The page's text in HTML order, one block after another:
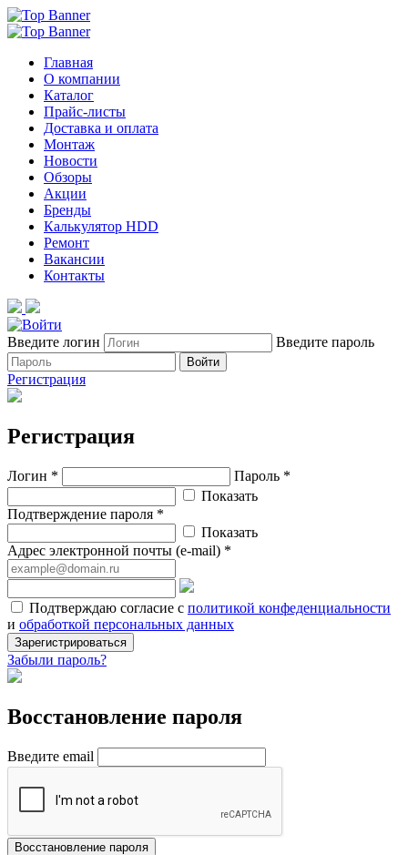
Главная
О компании
Каталог
Прайс-листы
Доставка и оплата
Монтаж
Новости
Обзоры
Акции
Бренды
Калькулятор HDD
Ремонт
Вакансии
Контакты
Введите логин Введите пароль
Войти
Регистрация
Регистрация
Логин *
Пароль *
Показать
Подтверждение пароля *
Показать
Адрес электронной почты (e-mail) *
Подтверждаю согласие с политикой конфеденциальности
и обработкой персональных данных
Зарегистрироваться
Забыли пароль?
Восстановление пароля
Введите email
Восстановление пароля